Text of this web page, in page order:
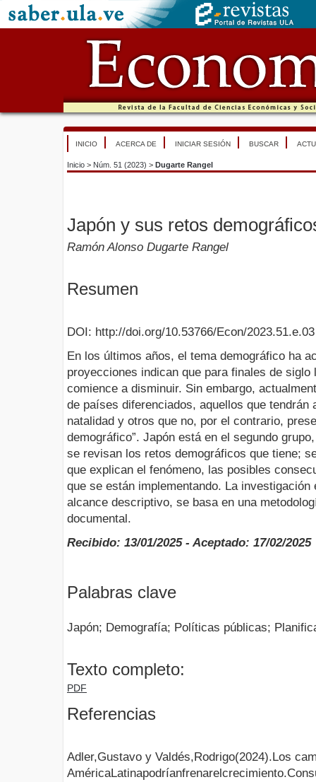
INICIO ACERCA DE INICIAR SESIÓN BUSCAR
Inicio > Núm. 51 (2023) > Dugarte Rangel
Japón y sus retos
Ramón Alonso Dugarte Rangel
Resumen
DOI: http://doi.org/10.53766/Econ/2023.51.e.03
En los últimos años, el tema demográfico ha
proyecciones indican que para finales de
comience a disminuir. Sin embargo,
de países diferenciados, aquellos que tendrán
natalidad y otros que no, por el contrario,
demográfico”. Japón está en el segundo
se revisan los retos demográficos que tiene;
que explican el fenómeno, las posibles
que se están implementando. La
alcance descriptivo, se basa en una
documental.
Recibido: 13/01/2025 - Aceptado: 17/02/2025
Palabras clave
Japón; Demografía; Políticas públicas;
Texto completo:
PDF
Referencias
Adler,Gustavo y Valdés,Rodrigo(2024).Los